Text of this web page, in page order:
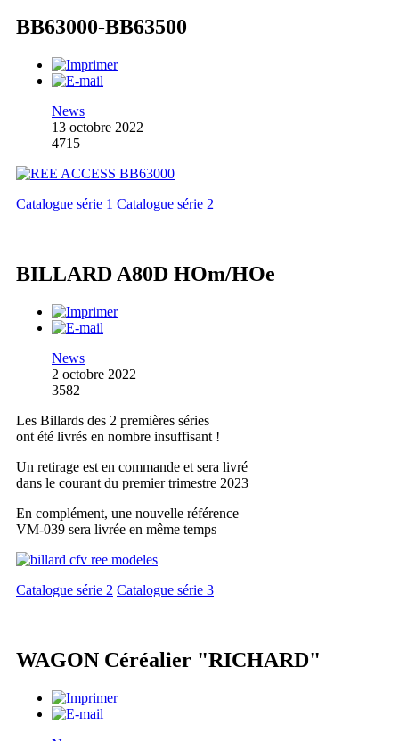
BB63000-BB63500
News
13 octobre 2022
4715
Catalogue série 1 Catalogue série 2
BILLARD A80D HOm/HOe
News
2 octobre 2022
3582
Les Billards des 2 premières séries
ont été livrés en nombre insuffisant !
Un retirage est en commande et sera livré
dans le courant du premier trimestre 2023
En complément, une nouvelle référence
VM-039 sera livrée en même temps
Catalogue série 2 Catalogue série 3
WAGON Céréalier "RICHARD"